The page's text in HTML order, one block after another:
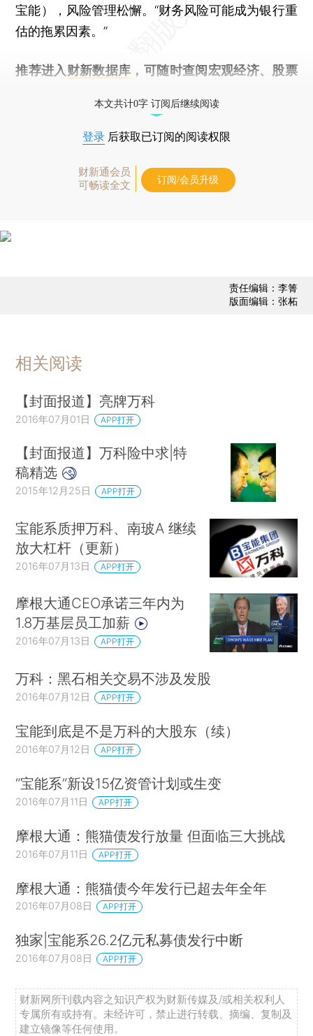
宝能），风险管理松懈。“财务风险可能成为银行重
估的拖累因素。”
推荐进入 财新数据库 ，可随时查阅宏观经济、股票
本文共计0字 订阅后继续阅读
登录 后获取已订阅的阅读权限
财新通会员
可畅读全文
订阅/会员升级
责任编辑：李箐
版面编辑：张柘
相关阅读
【封面报道】亮牌万科
2016年07月01日 APP打开
【封面报道】万科险中求|特
稿精选
2015年12月25日 APP打开
宝能系质押万科、南玻A 继续
放大杠杆（更新）
2016年07月13日 APP打开
摩根大通CEO承诺三年内为
1.8万基层员工加薪
2016年07月13日 APP打开
万科：黑石相关交易不涉及发股
2016年07月12日 APP打开
宝能到底是不是万科的大股东（续）
2016年07月12日 APP打开
“宝能系”新设15亿资管计划或生变
2016年07月11日 APP打开
摩根大通：熊猫债发行放量 但面临三大挑战
2016年07月11日 APP打开
摩根大通：熊猫债今年发行已超去年全年
2016年07月08日 APP打开
独家|宝能系26.2亿元私募债发行中断
2016年07月08日 APP打开
财新网所刊载内容之知识产权为财新传媒及/或相关权利人
专属所有或持有。未经许可，禁止进行转载、摘编、复制及
建立镜像等任何使用。